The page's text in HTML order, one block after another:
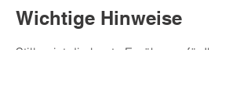
Wichtige Hinweise
Stillen ist die beste Ernährung für Ihr